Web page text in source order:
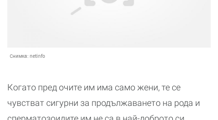
Снимка: netinfo
Когато пред очите им има само жени, те се
чувстват сигурни за продължаването на рода и